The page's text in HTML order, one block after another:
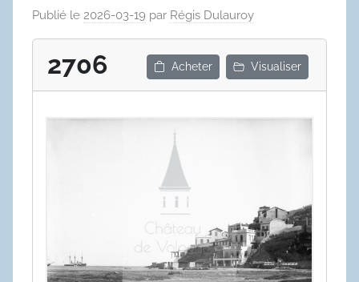
Publié le 2026-03-19 par Régis Dulauroy
2706 Acheter Visualiser